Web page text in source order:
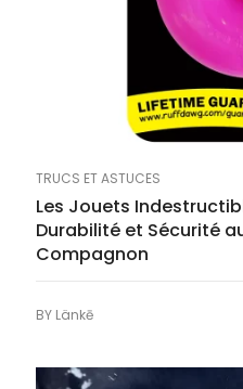
TRUCS ET ASTUCES
Les Jouets
Durabilité et Sécurité
Compagnon
BY Länkē